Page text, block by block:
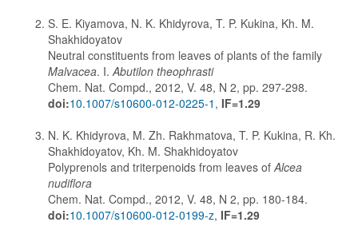
S. E. Kiyamova, N. K. Khidyrova, T. P. Kukina, Kh. M.
Shakhidoyatov
Neutral constituents from leaves of plants of the family
Malvacea. I.Abutilon theophrasti
Chem. Nat. Compd., 2012, V. 48, N 2, pp. 297-298.
doi:10.1007/s10600-012-0225-1 , IF=1.29
N. K. Khidyrova, M. Zh. Rakhmatova, T. P. Kukina, R. Kh.
Shakhidoyatov, Kh. M. Shakhidoyatov
Polyprenols and triterpenoids from leaves ofAlcea
nudiflora
Chem. Nat. Compd., 2012, V. 48, N 2, pp. 180-184.
doi:10.1007/s10600-012-0199-z, IF=1.29